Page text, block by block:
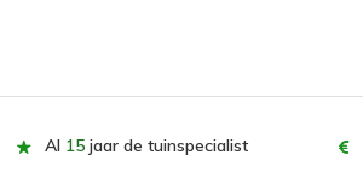
Al 15 jaar de tuinspecialist